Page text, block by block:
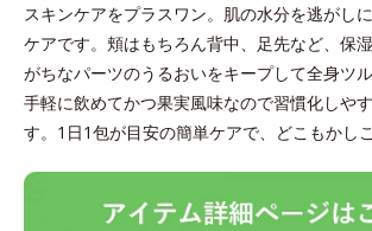
スキンケアをプラスワン。肌の水分を逃がし
ケアです。頬はもちろん背中、足先など、保
がちなパーツのうるおいをキープして全身ツ
手軽に飲めてかつ果実風味なので習慣化しや
す。1日1包が目安の簡単ケアで、どこもかし